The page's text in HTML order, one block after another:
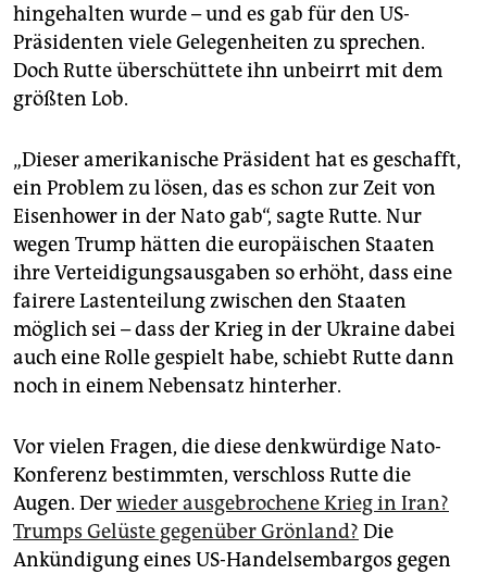
hingehalten wurde – und es gab für den US-
Präsidenten viele Gelegenheiten zu sprechen.
Doch Rutte überschüttete ihn unbeirrt mit dem
größten Lob.
„Dieser amerikanische Präsident hat es geschafft,
ein Problem zu lösen, das es schon zur Zeit von
Eisenhower in der Nato gab“, sagte Rutte. Nur
wegen Trump hätten die europäischen Staaten
ihre Verteidigungsausgaben so erhöht, dass eine
fairere Lastenteilung zwischen den Staaten
möglich sei – dass der Krieg in der Ukraine dabei
auch eine Rolle gespielt habe, schiebt Rutte dann
noch in einem Nebensatz hinterher.
Vor vielen Fragen, die diese denkwürdige Nato-
Konferenz bestimmten, verschloss Rutte die
Augen. Derwieder ausgebrochene Krieg in Iran?
Trumps Gelüste gegenüber Grönland? Die
Ankündigung eines US-Handelsembargos gegen